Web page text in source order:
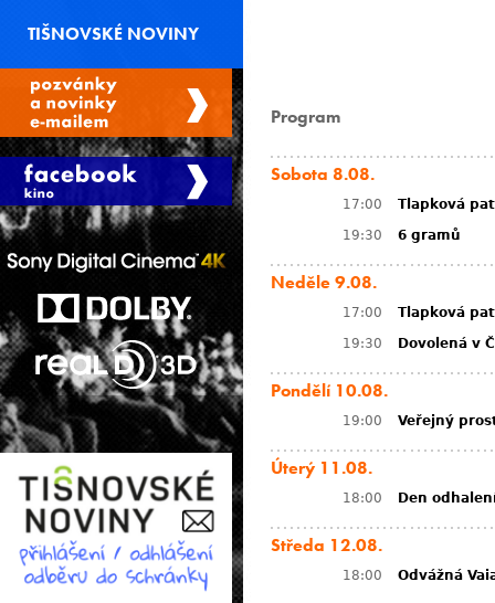
Program
Sobota 8.08.
17:00
Tlapková
19:30
6 gramů
Neděle 9.08.
17:00
Tlapková
19:30
Dovolená v
Pondělí 10.08.
19:00 Veřejný
Úterý 11.08.
18:00 Den
Středa 12.08.
18:00 Odvážná
TIŠNOVSKÉ NOVINY